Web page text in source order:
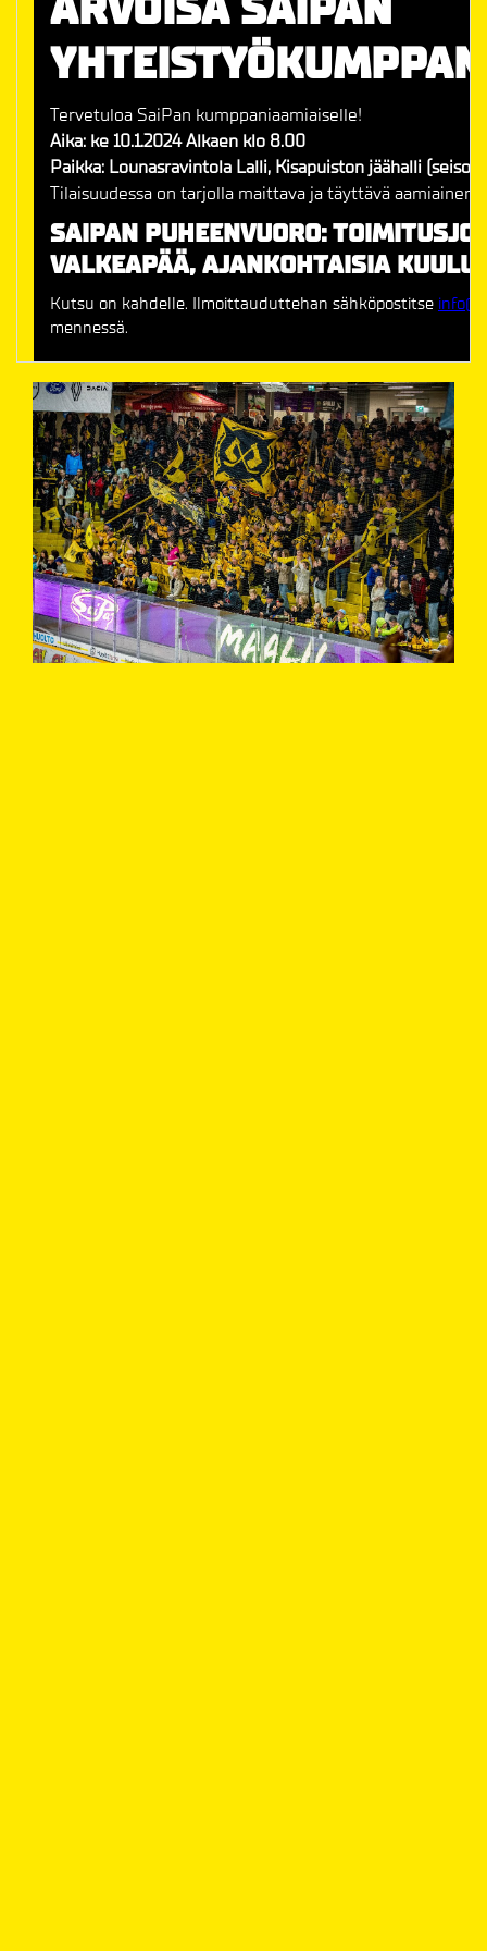
Tervetuloa SaiPan kumppaniaamiaiselle!
Aika: ke 10.1.2024 Alkaen klo 8.00
Paikka: Lounasravintola Lalli, Kisapuiston jäähalli
Tilaisuudessa on tarjolla maittava ja täyttävä aamiainen.
SAIPAN PUHEENVUORO:
VALKEAPÄÄ, AJANKOHTAISIA
Kutsu on kahdelle. Ilmoittauduttehan sähköpostitse
mennessä.